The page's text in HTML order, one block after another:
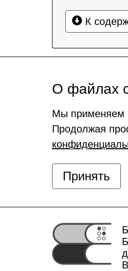
К
О файлах
Мы применяем
Продолжая
Принять